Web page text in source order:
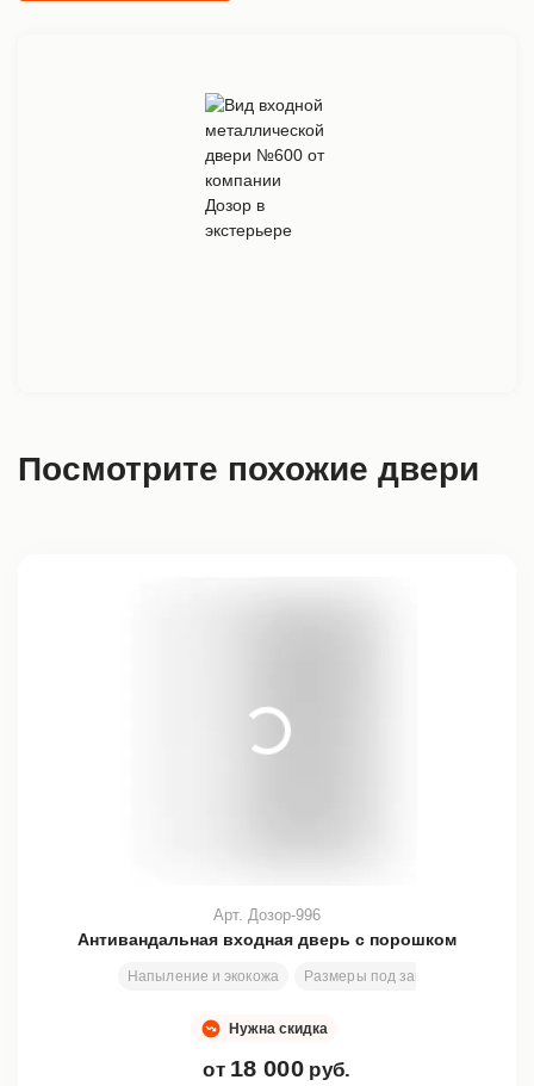
Посмотрите похожие двери
Антивандальная входная дверь с порошком
Напыление и экокожа Размеры под заказ
Арт. Дозор-996
Нужна скидка
от 18 000 руб.